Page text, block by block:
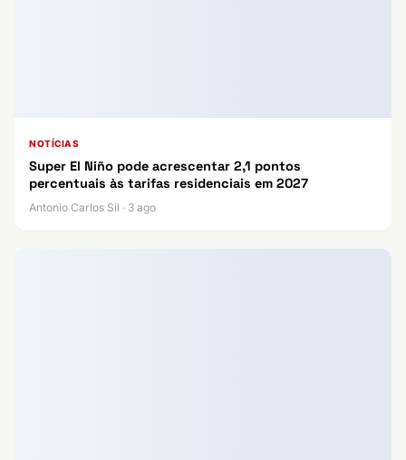
NOTÍCIAS
Super El Niño pode acrescentar 2,1 pontos
percentuais às tarifas residenciais em 2027
Antonio Carlos Sil · 3 ago